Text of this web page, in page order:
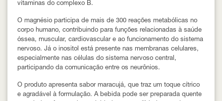
vitaminas do complexo B.
O magnésio participa de mais de 300 reações metabólicas no
corpo humano, contribuindo para funções relacionadas à saúde
óssea, muscular, cardiovascular e ao funcionamento do sistema
nervoso. Já o inositol está presente nas membranas celulares,
especialmente nas células do sistema nervoso central,
participando da comunicação entre os neurônios.
O produto apresenta sabor maracujá, que traz um toque cítrico
e agradável à formulação. A bebida pode ser preparada quente